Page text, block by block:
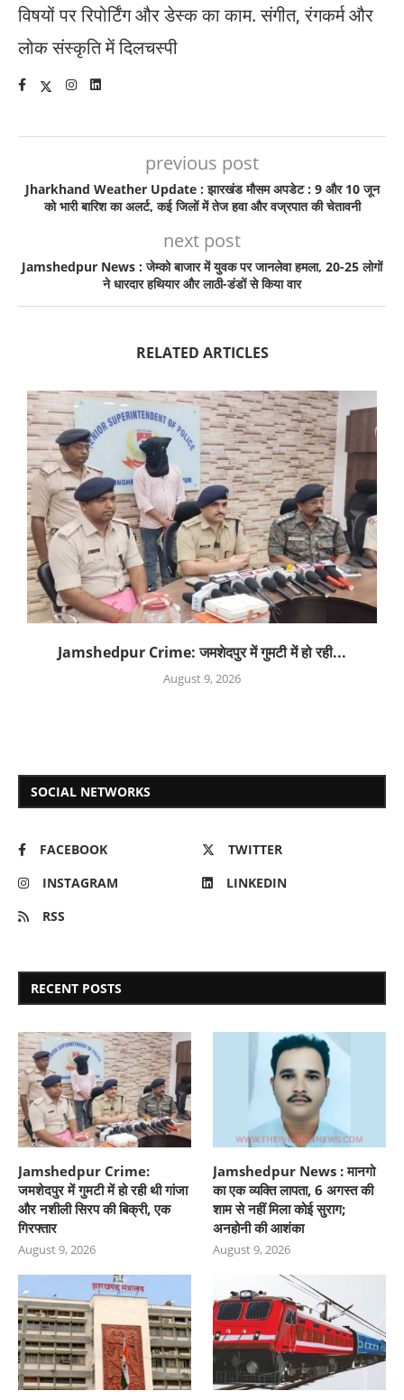
विषयों पर रिपोर्टिंग और डेस्क का काम. संगीत, रंगकर्म और
लोक संस्कृति में दिलचस्पी
previous post
Jharkhand Weather Update : झारखंड मौसम अपडेट : 9 और 10 जून
को भारी बारिश का अलर्ट, कई जिलों में तेज हवा और वज्रपात की चेतावनी
next post
Jamshedpur News : जेम्को बाजार में युवक पर जानलेवा हमला, 20-25 लोगों
ने धारदार हथियार और लाठी-डंडों से किया वार
RELATED ARTICLES
Jamshedpur Crime: जमशेदपुर में गुमटी में हो रही...
August 9, 2026
SOCIAL NETWORKS
FACEBOOK
TWITTER
INSTAGRAM
LINKEDIN
RSS
RECENT POSTS
Jamshedpur Crime:
जमशेदपुर में गुमटी में हो रही थी गांजा
और नशीली सिरप की बिक्री, एक
गिरफ्तार
August 9, 2026
Jamshedpur News : मानगो
का एक व्यक्ति लापता, 6 अगस्त की
शाम से नहीं मिला कोई सुराग;
अनहोनी की आशंका
August 9, 2026